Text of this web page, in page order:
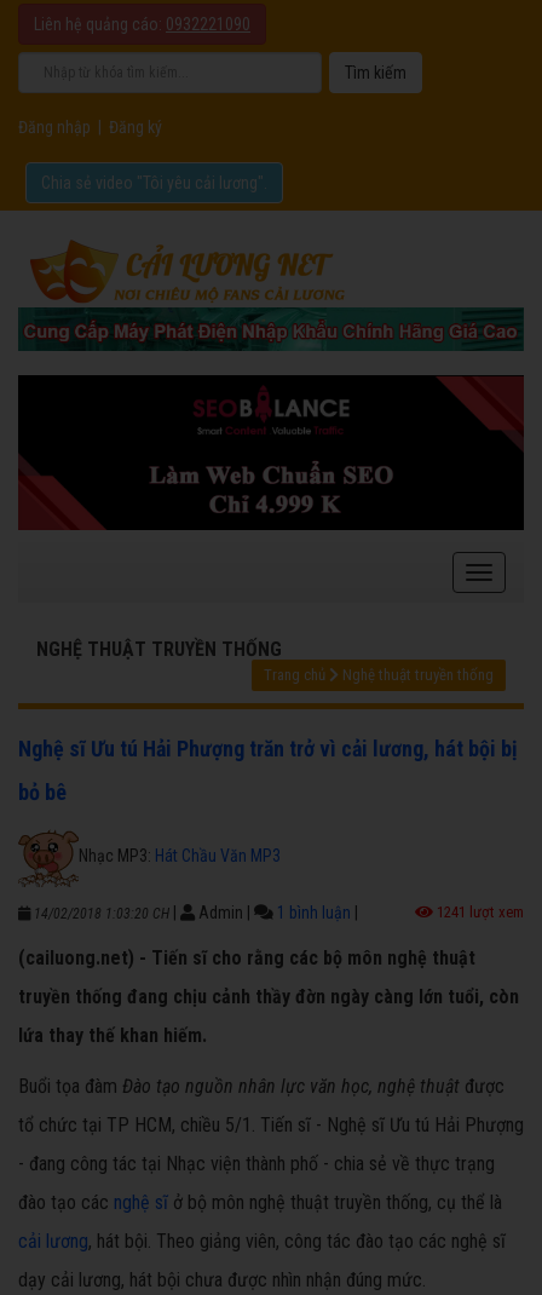
Liên hệ quảng cáo: 0932221090
Đăng nhập Đăng ký
Chia sẻ video "Tôi yêu cải lương".
NGHỆ THUẬT TRUYỀN THỐNG
Trang chủ Nghệ thuật truyền thống
Nghệ sĩ Ưu tú Hải Phượng trăn trở vì cải lương, hát bội bị
bỏ bê
Nhạc MP3: Hát Chầu Văn MP3
14/02/2018 1:03:20 CH Admin 1 bình luận 1241 lượt xem
(cailuong.net) - Tiến sĩ cho rằng các bộ môn nghệ thuật
truyền thống đang chịu cảnh thầy đờn ngày càng lớn tuổi, còn
lứa thay thế khan hiếm.
Buổi tọa đàm Đào tạo nguồn nhân lực văn học, nghệ thuật được
tổ chức tại TP HCM, chiều 5/1. Tiến sĩ - Nghệ sĩ Ưu tú Hải Phượng
- đang công tác tại Nhạc viện thành phố - chia sẻ về thực trạng
đào tạo các nghệ sĩ ở bộ môn nghệ thuật truyền thống, cụ thể là
cải lương, hát bội. Theo giảng viên, công tác đào tạo các nghệ sĩ
dạy cải lương, hát bội chưa được nhìn nhận đúng mức.